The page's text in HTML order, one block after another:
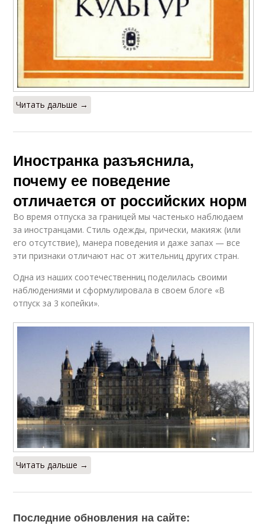
Читать дальше →
Иностранка разъяснила,
почему ее поведение
отличается от российских норм
Во время отпуска за границей мы частенько наблюдаем
за иностранцами. Стиль одежды, прически, макияж (или
его отсутствие), манера поведения и даже запах — все
эти признаки отличают нас от жительниц других стран.
Одна из наших соотечественниц поделилась своими
наблюдениями и сформулировала в своем блоге «В
отпуск за 3 копейки».
Читать дальше →
Последние обновления на сайте: